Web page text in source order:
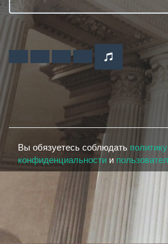
Вы обязуетесь соблюдать политику
конфиденциальности и